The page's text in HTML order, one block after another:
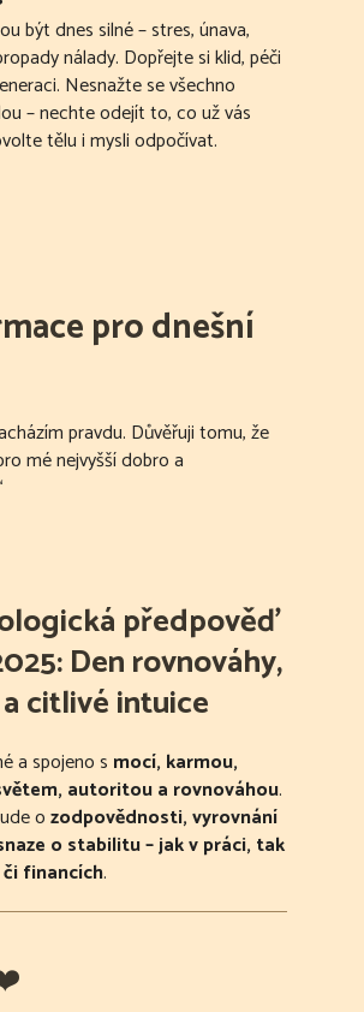
být dnes silné – stres, únava,
nálady. Dopřejte si klid, péči
Nesnažte se všechno
– nechte odejít to, co už vás
tělu i mysli odpočívat.
pro dnešní
pravdu. Důvěřuji tomu, že
mé nejvyšší dobro a
předpověď
Den rovnováhy,
citlivé intuice
a spojeno s mocí, karmou,
autoritou a rovnováhou.
ozodpovědnosti, vyrovnání
o stabilitu – jak v práci, tak
financích.